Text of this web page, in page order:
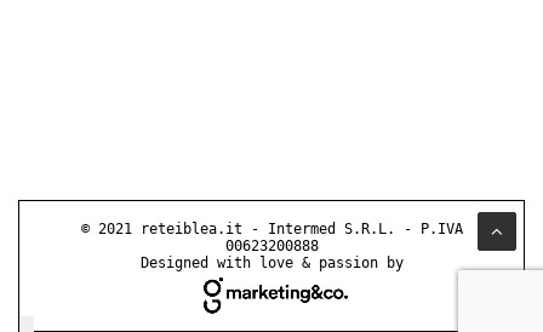
© 2021 reteiblea.it - Intermed S.R.L. - P.IVA
00623200888
Designed with love & passion by